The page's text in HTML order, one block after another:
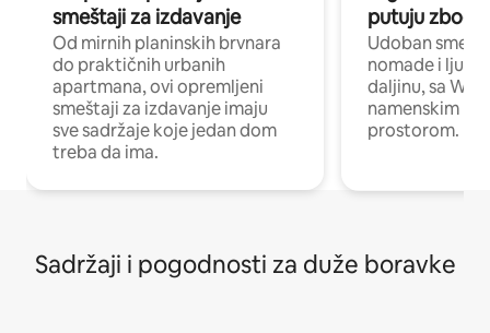
smeštaji za izdavanje
Od mirnih planinskih brvnara
do praktičnih urbanih
apartmana, ovi opremljeni
smeštaji za izdavanje imaju
sve sadržaje koje jedan dom
treba da ima.
putuju zbog
Udoban
nomade i ljude
daljinu, sa Wi-
namenskim
prostorom.
Sadržaji i pogodnosti za duže boravke